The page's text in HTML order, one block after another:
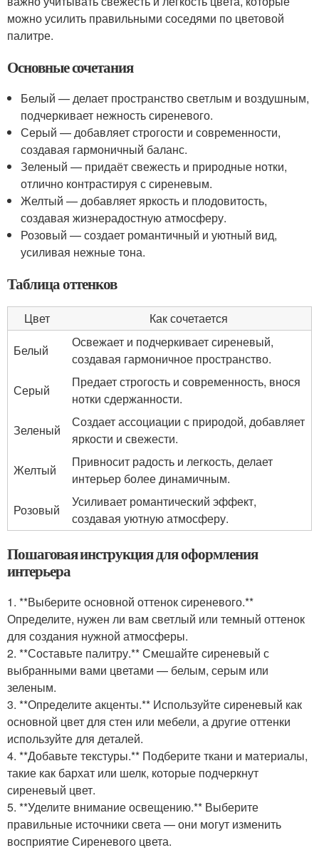
можно усилить правильными соседями по цветовой
палитре.
Основные сочетания
Белый — делает пространство светлым и воздушным,
подчеркивает нежность сиреневого.
Серый — добавляет строгости и современности,
создавая гармоничный баланс.
Зеленый — придаёт свежесть и природные нотки,
отлично контрастируя с сиреневым.
Желтый — добавляет яркость и плодовитость,
создавая жизнерадостную атмосферу.
Розовый — создает романтичный и уютный вид,
усиливая нежные тона.
Таблица оттенков
Цвет
Как сочетается
Белый
Освежает и подчеркивает сиреневый,
создавая гармоничное пространство.
Серый
Предает строгость и современность, внося
нотки сдержанности.
Зеленый
Создает ассоциации с природой, добавляет
яркости и свежести.
Желтый
Привносит радость и легкость, делает
интерьер более динамичным.
Розовый
Усиливает романтический эффект,
создавая уютную атмосферу.
Пошаговая инструкция для оформления
интерьера
1. **Выберите основной оттенок сиреневого.**
Определите, нужен ли вам светлый или темный оттенок
для создания нужной атмосферы.
2. **Составьте палитру.** Смешайте сиреневый с
выбранными вами цветами — белым, серым или
зеленым.
3. **Определите акценты.** Используйте сиреневый как
основной цвет для стен или мебели, а другие оттенки
используйте для деталей.
4. **Добавьте текстуры.** Подберите ткани и материалы,
такие как бархат или шелк, которые подчеркнут
сиреневый цвет.
5. **Уделите внимание освещению.** Выберите
правильные источники света — они могут изменить
восприятие Сиреневого цвета.